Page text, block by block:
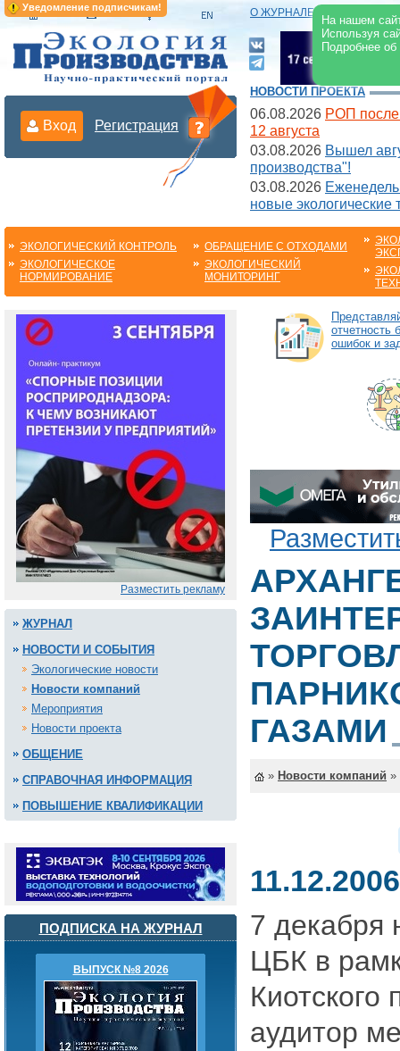
Уведомление подписчикам!
На нашем
Используя
Подробнее
О ЖУРНАЛЕ |
Вход Регистрация
НОВОСТИ ПРОЕКТА
06.08.2026 РОП после
12 августа
03.08.2026 Вышел
производства"!
03.08.2026
новые экологические
ЭКОЛОГИЧЕСКИЙ КОНТРОЛЬ
ЭКОЛОГИЧЕСКОЕ
НОРМИРОВАНИЕ
ОБРАЩЕНИЕ С ОТХОДАМИ
ЭКОЛОГИЧЕСКИЙ
МОНИТОРИНГ
Разместить рекламу
ЖУРНАЛ
НОВОСТИ И СОБЫТИЯ
Экологические новости
Новости компаний
Мероприятия
Новости проекта
ОБЩЕНИЕ
СПРАВОЧНАЯ ИНФОРМАЦИЯ
ПОВЫШЕНИЕ КВАЛИФИКАЦИИ
ПОДПИСКА НА ЖУРНАЛ
ВЫПУСК №8 2026
отчетность
ошибок и
ГАЗАМИ
» Новости компаний »
11.12.2006
7 декабря
ЦБК в
Киотского
аудитор